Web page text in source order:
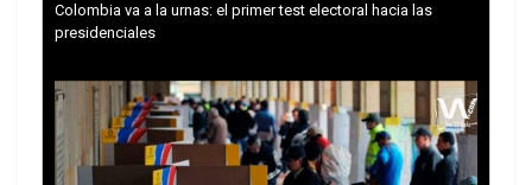
Colombia va a la urnas: el primer test electoral hacia las
presidenciales